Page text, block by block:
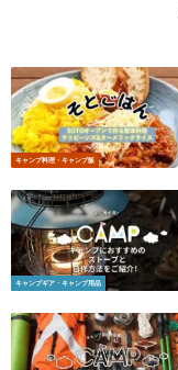
キャンプ料理・キャンプ飯
キャンプギア・キャンプ用品